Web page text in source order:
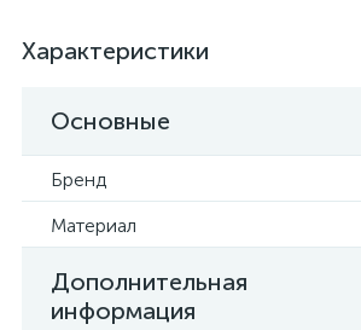
Характеристики
Основные
Бренд
Материал
Дополнительная
информация